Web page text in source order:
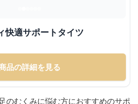
快適サポートタイツ
品の詳細を見る
のむくみに悩む方におすすめのサポ